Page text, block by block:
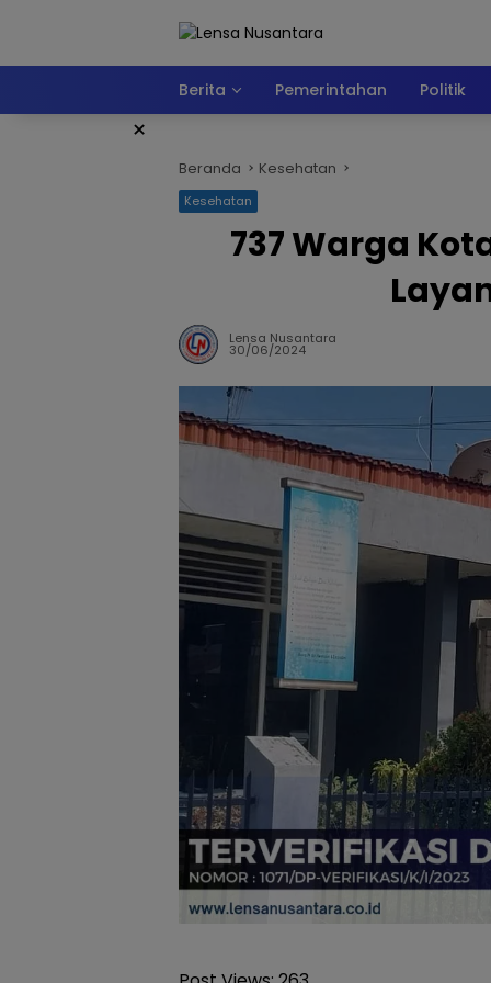
Berita
Pemerintahan Politik
×
Beranda Kesehatan
Kesehatan
737 Warga
Lensa Nusantara
30/06/2024